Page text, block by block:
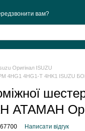
вам?
Оригінал ISUZU
4HG1 4HG1-T 4HK1 ISUZU
АТАМАН
Написати відгук